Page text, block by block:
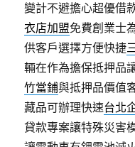
變計不避擔心超優借
衣店加盟免費創業士
供客戶選擇方便快捷
輛在作為擔保抵押品
竹當鋪與抵押品價值
藏品可辦理快速台北
貸款專案讓特殊災害